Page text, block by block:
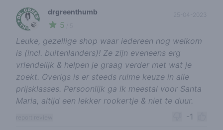
🍃
drgreenthumb
5
25-04-2023
Leuke, gezellige shop waar iedereen nog welkom
is (incl. buitenlanders)! Ze zijn eveneens erg
vriendelijk & helpen je graag verder met wat je
zoekt. Overigs is er steeds ruime keuze in alle
prijsklasses. Persoonlijk ga ik meestal voor Santa
Maria, altijd een lekker rookertje & niet te duur.
-1